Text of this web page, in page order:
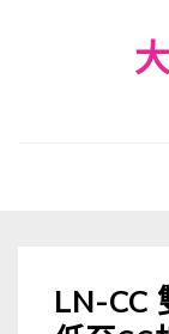
LN-CC